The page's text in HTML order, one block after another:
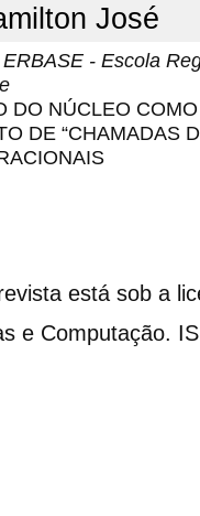
José
ERBASE - Escola
DO NÚCLEO
DE “CHAMADAS
está sob a
e Computação.